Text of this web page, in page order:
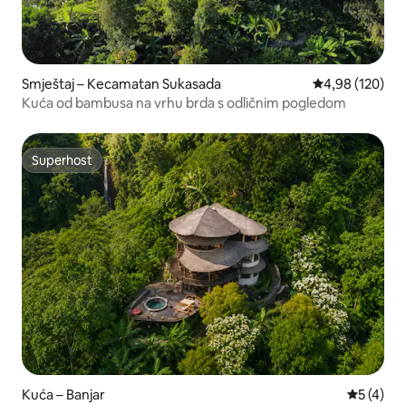
Smještaj – Kecamatan Sukasada Prosječna
4,98 (120)
Kuća od bambusa na vrhu brda s odličnim pogledom
Superhost
Superhost
Kuća – Banjar
5 (4)